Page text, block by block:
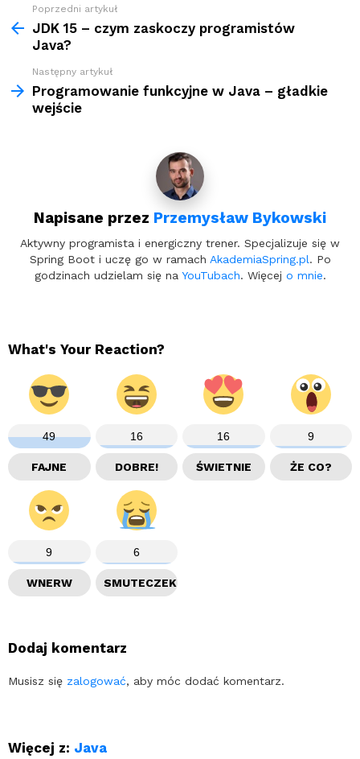
Zobacz
więcej
Poprzedni artykuł
JDK 15 – czym zaskoczy programistów
Java?
Następny artykuł
Programowanie funkcyjne w Java – gładkie
wejście
Napisane przez Przemysław Bykowski
Aktywny programista i energiczny trener. Specjalizuje się w
Spring Boot i uczę go w ramach AkademiaSpring.pl. Po
godzinach udzielam się na YouTubach. Więcej o mnie.
What's Your Reaction?
49
FAJNE
16
DOBRE!
16
ŚWIETNIE
9
ŻE CO?
9
WNERW
6
SMUTECZEK
Dodaj komentarz
Musisz się zalogować, aby móc dodać komentarz.
Więcej z: Java